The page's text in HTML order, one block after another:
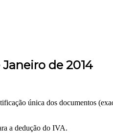
de 2014
única dos documentos
a dedução do IVA.